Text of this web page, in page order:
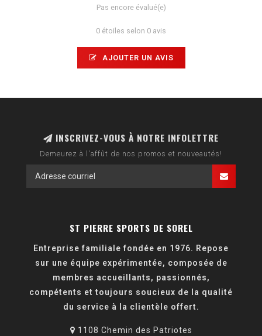
Pas encore évalué(e)
0 étoiles selon 0 avis
AJOUTER UN AVIS
INSCRIVEZ-VOUS À NOTRE INFOLETTRE
Demeurez à l'affût de nos promos et nouveautés!
ST PIERRE SPORTS DE SOREL
Entreprise familiale fondée en 1976. Repose
sur une équipe expérimentée, composée de
membres accueillants, passionnés,
compétents et toujours soucieux de la qualité
du service à la clientèle offert.
1108 Chemin des Patriotes